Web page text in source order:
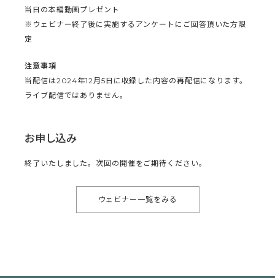
当日の本編動画プレゼント
※ウェビナー終了後に実施するアンケートにご回答頂いた方限
定
注意事項
当配信は2024年12月5日に収録した内容の再配信になります。
ライブ配信ではありません。
お申し込み
終了いたしました。次回の開催をご期待ください。
ウェビナー一覧をみる